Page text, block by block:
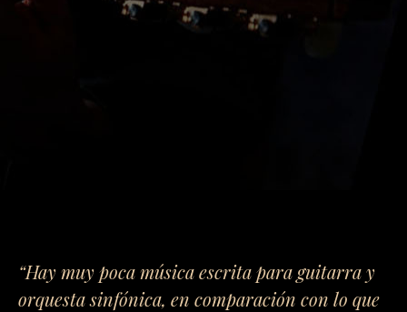
“Hay muy poca música escrita para guitarra y
orquesta sinfónica, en comparación con lo que